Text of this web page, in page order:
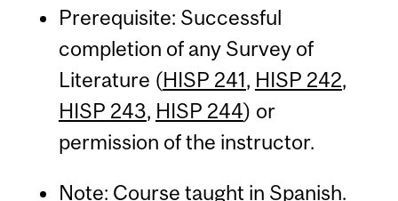
Prerequisite: Successful
completion of any Survey of
Literature (HISP 241, HISP 242,
HISP 243, HISP 244) or
permission of the instructor.
Note: Course taught in Spanish.